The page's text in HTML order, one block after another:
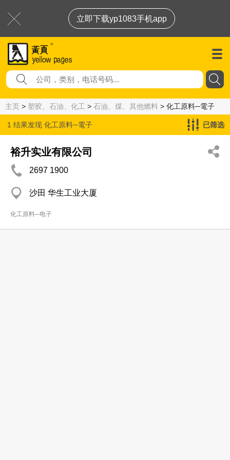
立即下载yp1083手机app
主页 > 塑胶、石油、化工 > 石油、煤、其他燃料 > 化工原料─電子
1 结果发现 化工原料─電子 已筛选
裕升实业有限公司
2697 1900
沙田 华生工业大厦
化工原料─电子